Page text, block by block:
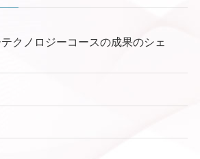
クノロジーコースの成果のシェ